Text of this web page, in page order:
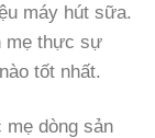
máy hút sữa.
mẹ thực sự
tốt nhất.
mẹ dòng sản